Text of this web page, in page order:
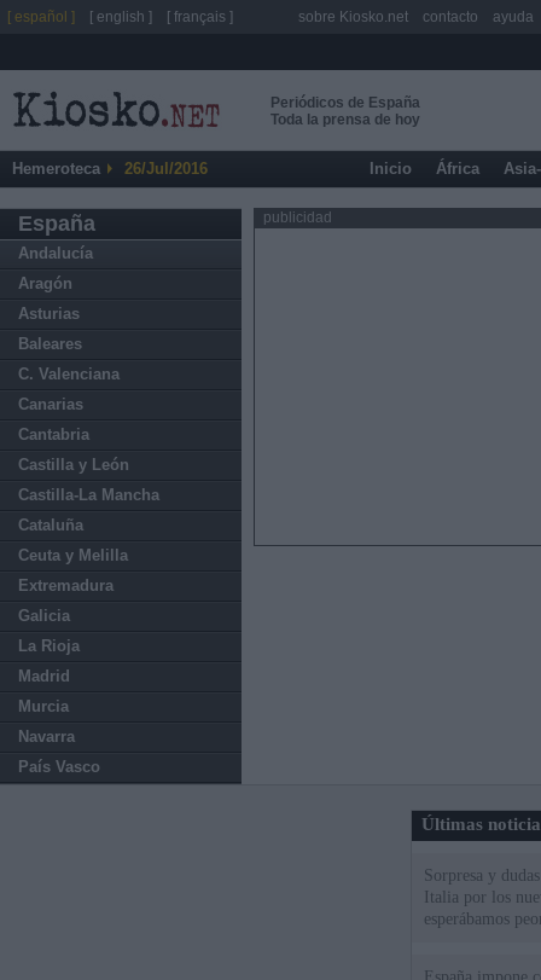
Periódicos de España
Toda la prensa de hoy
Hemeroteca 26/Jul/2016 Inicio África
España
Andalucía
Aragón
Asturias
Baleares
C. Valenciana
Canarias
Cantabria
Castilla y León
Castilla-La Mancha
Cataluña
Ceuta y Melilla
Extremadura
Galicia
La Rioja
Madrid
Murcia
Navarra
País Vasco
publicidad
Últimas
Sorpresa y
Italia por los
esperábamos
[ español ] [ english ] [ français ] sobre Kiosko.net contacto ayuda